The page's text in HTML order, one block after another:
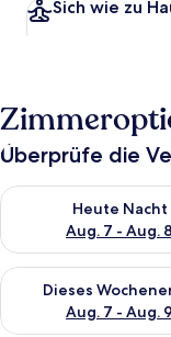
Sich wie zu
Überprüfe die
Heute Nacht
Aug. 7 - Aug. 8
Überprüfe die
Dieses
Aug. 7 - Aug. 9
Überprüfe die